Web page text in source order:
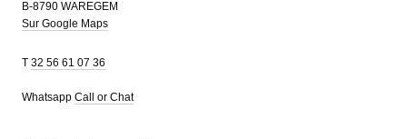
B-8790 WAREGEM
Sur Google Maps
T 32 56 61 07 36
Whatsapp Call or Chat